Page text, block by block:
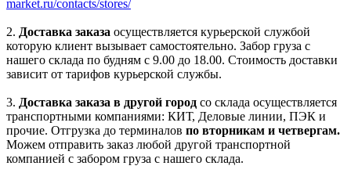
market.ru/contacts/stores/
2. Доставка заказа осуществляется курьерской службой
которую клиент вызывает самостоятельно. Забор груза с
нашего склада по будням с 9.00 до 18.00. Стоимость доставки
зависит от тарифов курьерской службы.
3. Доставка заказа в другой город со склада осуществляется
транспортными компаниями: КИТ, Деловые линии, ПЭК и
прочие. Отгрузка до терминалов по вторникам и четвергам.
Можем отправить заказ любой другой транспортной
компанией с забором груза с нашего склада.